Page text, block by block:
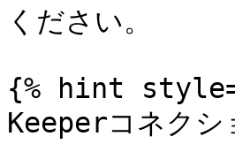
ください。
{% hint
Keeperコネクシ